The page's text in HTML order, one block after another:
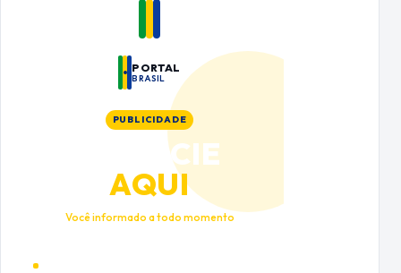
PORTAL
BRASIL
PUBLICIDADE
ANUNCIE
AQUI
Você informado a todo momento